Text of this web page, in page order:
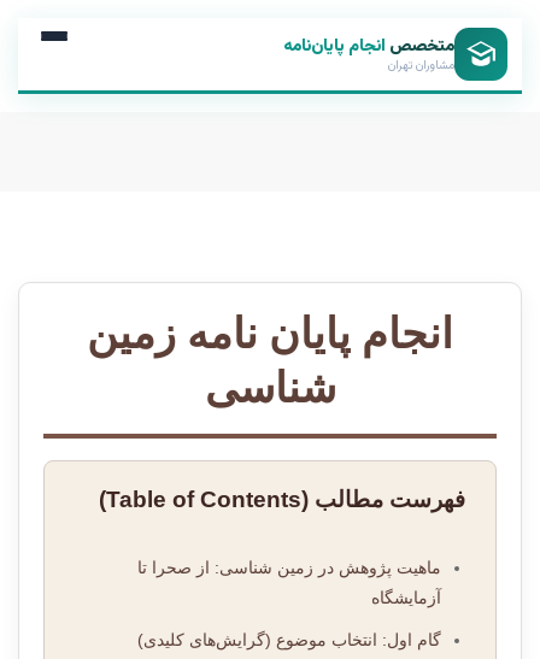
متخصص انجام پایان‌نامه
مشاوران تهران
انجام پایان نامه زمین
شناسی
فهرست مطالب (Table of Contents)
ماهیت پژوهش در زمین شناسی: از صحرا تا
آزمایشگاه
گام اول: انتخاب موضوع (گرایش‌های کلیدی)